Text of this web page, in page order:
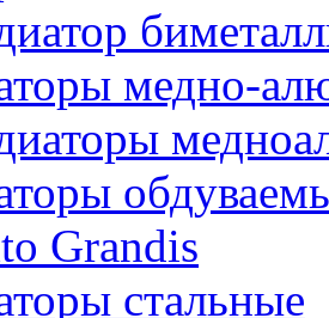
медно-
Grandis
стальные